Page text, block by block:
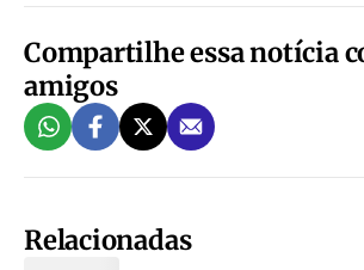
Compartilhe essa notícia
amigos
Relacionadas